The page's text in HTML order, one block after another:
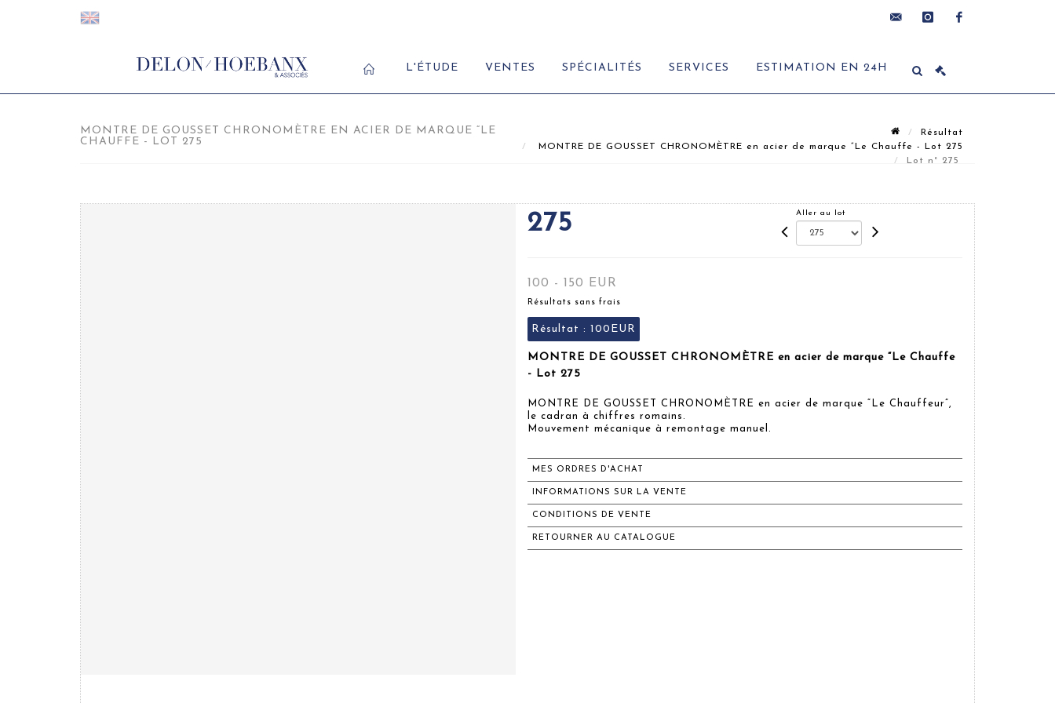
L'ÉTUDE VENTES SPÉCIALITÉS SERVICES ESTIMATION EN 24H
MONTRE DE GOUSSET CHRONOMÈTRE EN ACIER DE MARQUE “LE
CHAUFFE - LOT 275
Résultat
MONTRE DE GOUSSET CHRONOMÈTRE en acier de marque “Le Chauffe - Lot 275
Lot n° 275
275 Aller au lot
100 - 150 EUR
Résultats sans frais
Résultat : 100EUR
MONTRE DE GOUSSET CHRONOMÈTRE en acier de marque “Le Chauffe
- Lot 275
MONTRE DE GOUSSET CHRONOMÈTRE en acier de marque “Le Chauffeur”,
le cadran à chiffres romains.
Mouvement mécanique à remontage manuel.
MES ORDRES D'ACHAT
INFORMATIONS SUR LA VENTE
CONDITIONS DE VENTE
RETOURNER AU CATALOGUE